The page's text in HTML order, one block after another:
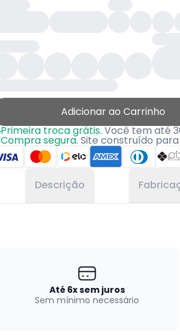
Adicionar ao Carrinho
Primeira troca grátis.Você tem até
Compra segura.Site construído para
Descrição
Até 6x sem juros
Sem mínimo necessário